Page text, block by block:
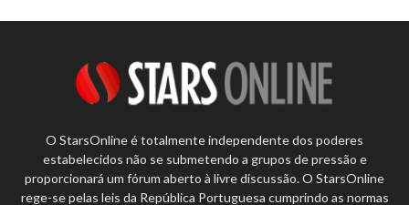
O StarsOnline é totalmente independente dos poderes
estabelecidos não se submetendo a grupos de pressão e
proporcionará um fórum aberto à livre discussão. O StarsOnline
rege-se pelas leis da República Portuguesa cumprindo as normas